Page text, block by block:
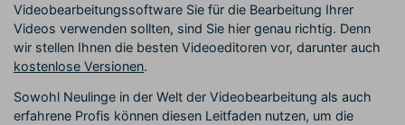
Videobearbeitungssoftware Sie für die Bearbeitung Ihrer
Videos verwenden sollten, sind Sie hier genau richtig. Denn
wir stellen Ihnen die besten Videoeditoren vor, darunter auch
kostenlose Versionen.
Sowohl Neulinge in der Welt der Videobearbeitung als auch
erfahrene Profis können diesen Leitfaden nutzen, um die